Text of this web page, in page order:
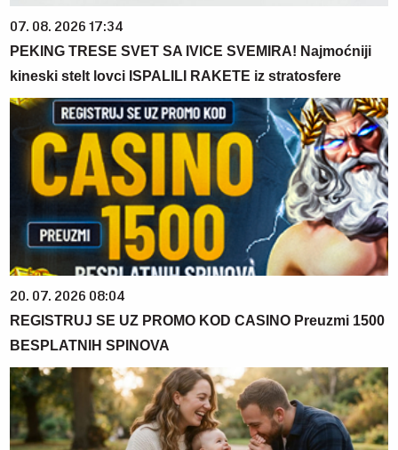
07. 08. 2026 17:34
PEKING TRESE SVET SA IVICE SVEMIRA! Najmoćniji
kineski stelt lovci ISPALILI RAKETE iz stratosfere
20. 07. 2026 08:04
REGISTRUJ SE UZ PROMO KOD CASINO Preuzmi 1500
BESPLATNIH SPINOVA